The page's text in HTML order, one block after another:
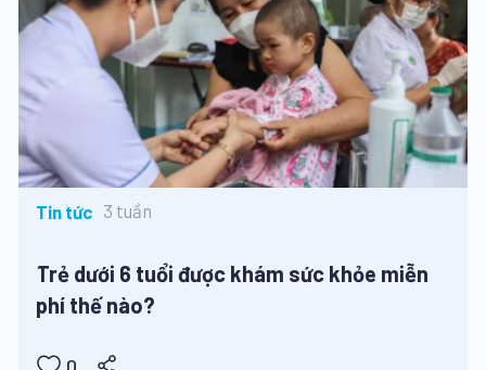
Tin tức 3 tuần
Trẻ dưới 6 tuổi được khám sức khỏe miễn
phí thế nào?
0